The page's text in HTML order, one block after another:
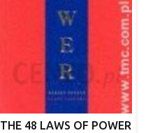
THE 48 LAWS OF POWER